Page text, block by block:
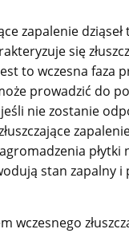
zapalenie
się
to wczesna faza
prowadzić do
nie zostanie
płytki
stan zapalny i
wczesnego